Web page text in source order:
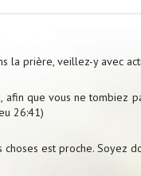
la prière, veillez-y avec
afin que vous ne tombiez
26:41)
choses est proche. Soyez